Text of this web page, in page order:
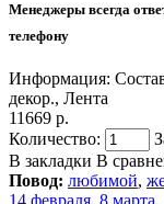
Менеджеры всегда
телефону
Информация:
декор., Лента
11669 р.
Количество:
В закладки В
Повод: любимой,
14 февраля, 8 марта,